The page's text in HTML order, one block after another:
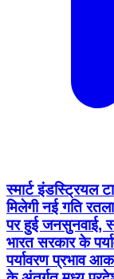
स्मार्ट इंडस्ट्रियल
मिलेगी नई गति
पर हुई जनसुनवाई,
भारत सरकार के
पर्यावरण प्रभाव